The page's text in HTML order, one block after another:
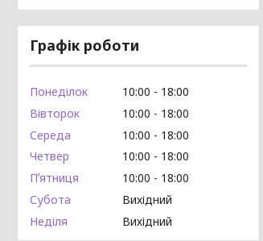
Графік роботи
Понеділок 10:00
18:00
Вівторок
10:00
18:00
Середа
10:00
18:00
Четвер
10:00
18:00
Пʼятниця
10:00
18:00
Субота
Вихідний
Неділя
Вихідний